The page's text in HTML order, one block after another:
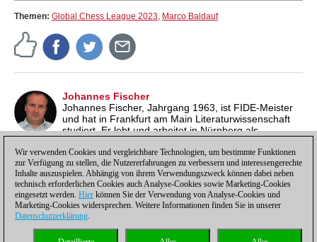
Themen: Global Chess League 2023, Marco Baldauf
Johannes Fischer
Johannes Fischer, Jahrgang 1963, ist FIDE-Meister
und hat in Frankfurt am Main Literaturwissenschaft
studiert. Er lebt und arbeitet in Nürnberg als
KARL und veröffentlicht auf seinem eigenen BlogSchöner
Schein"Notizen über Film, Literatur und Schach".
Wir verwenden Cookies und vergleichbare Technologien, um bestimmte Funktionen
zur Verfügung zu stellen, die Nutzererfahrungen zu verbessern und interessengerechte
Inhalte auszuspielen. Abhängig von ihrem Verwendungszweck können dabei neben
technisch erforderlichen Cookies auch Analyse-Cookies sowie Marketing-Cookies
eingesetzt werden. Hier können Sie der Verwendung von Analyse-Cookies und
Marketing-Cookies widersprechen. Weitere Informationen finden Sie in unserer
Datenschutzerklärung.